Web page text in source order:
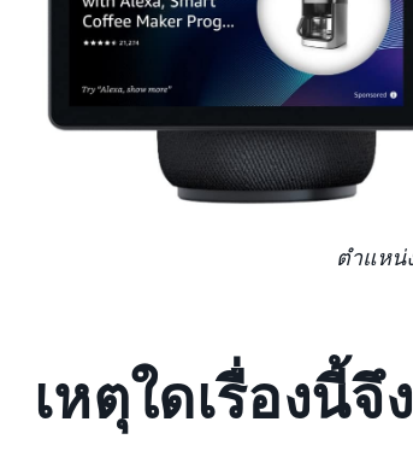
ตำแหน่
เหตุใดเรื่องนี้